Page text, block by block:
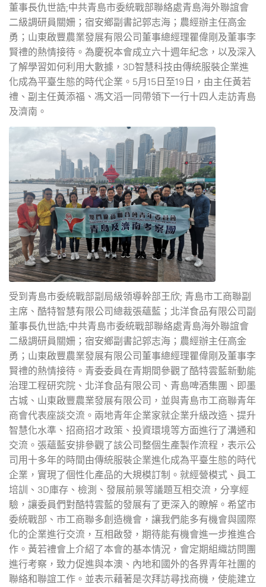
董事長仇世誥;中共青島市委統戰部聯絡處青島海外聯誼會
二級調研員關姍；宿安鄉副書記郭志海；農經辦主任高金
勇；山東啟豐農業發展有限公司董事總經理瞿偉剛及董事李
賢禮的熱情接待。為慶祝本會成立六十週年紀念，以及深入
了解學習如何利用大數據，3D智慧科技由傳統服裝企業進
化成為平臺生態的時代企業。5月15日至19日，由主任黃若
禮、副主任黃添福、馮文滔一同帶領下一行十四人走訪青島
及濟南。
受到青島市委統戰部副局級領導幹部王欣; 青島市工商聯副
主席、酷特智慧有限公司總裁張蘊藍；北洋食品有限公司副
董事長仇世誥;中共青島市委統戰部聯絡處青島海外聯誼會
二級調研員關姍；宿安鄉副書記郭志海；農經辦主任高金
勇；山東啟豐農業發展有限公司董事總經理瞿偉剛及董事李
賢禮的熱情接待。青委委員在青期間參觀了酷特雲藍新動能
治理工程研究院、北洋食品有限公司、青島啤酒集團、即墨
古城、山東啟豐農業發展有限公司，並與青島市工商聯青年
商會代表座談交流。兩地青年企業家就企業升級改造、提升
智慧化水準、招商招才政策、投資環境等方面進行了溝通和
交流。張蘊藍安排參觀了該公司整個生產製作流程，表示公
司用十多年的時間由傳統服裝企業進化成為平臺生態的時代
企業，實現了個性化產品的大規模訂制。就經營模式、員工
培訓、3D庫存、檢測、發展前景等議題互相交流，分享經
驗，讓委員們對酷特雲藍的發展有了更深入的瞭解。希望市
委統戰部、市工商聯多創造機會，讓我們能多有機會與國際
化的企業進行交流，互相啟發，期待能有機會進一步推進合
作。黃若禮會上介紹了本會的基本情況，會定期組織訪問團
進行考察，致力促進與本澳、內地和國外的各界青年社團的
聯絡和聯誼工作。並表示藉著是次拜訪尋找商機，使能建立